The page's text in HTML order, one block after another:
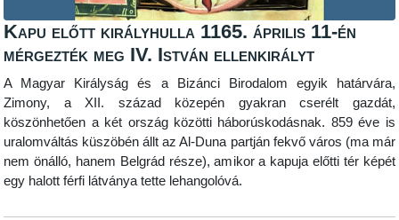
Kapu előtt királyhulla 1165. április 11-én
mérgezték meg IV. István ellenkirályt
A Magyar Királyság és a Bizánci Birodalom egyik határvára,
Zimony, a XII. század közepén gyakran cserélt gazdát,
köszönhetően a két ország közötti háborúskodásnak. 859 éve is
uralomváltás küszöbén állt az Al-Duna partján fekvő város (ma már
nem önálló, hanem Belgrád része), amikor a kapuja előtti tér képét
egy halott férfi látványa tette lehangolóvá.